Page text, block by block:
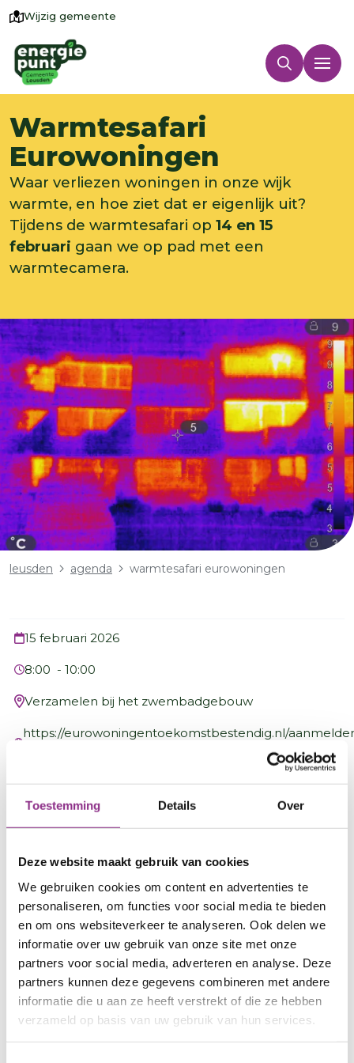
Toestemming Details Over
Deze website maakt gebruik van cookies
We gebruiken cookies om content en advertenties te
personaliseren, om functies voor social media te bieden
en om ons websiteverkeer te analyseren. Ook delen we
informatie over uw gebruik van onze site met onze
partners voor social media, adverteren en analyse. Deze
partners kunnen deze gegevens combineren met andere
informatie die u aan ze heeft verstrekt of die ze hebben
verzameld op basis van uw gebruik van hun services.
Wijzig gemeente
Warmtesafari
Eurowoningen
Waar verliezen woningen in onze wijk
warmte, en hoe ziet dat er eigenlijk uit?
Tijdens de warmtesafari op 14 en 15
februari gaan we op pad met een
warmtecamera.
Kruimelpad
leusden agenda warmtesafari eurowoningen
Datum
15 februari 2026
Tijd8:00 - 10:00
Verzamelen bij het zwembadgebouw
https://eurowoningentoekomstbestendig.nl/
Onder begeleiding van wijkbewoner Jorg
Pietersen bekijken we in twee uur tijd de
warmte uit jouw Euro-woning? De beelden van de
warmtecamera worden direct toegelicht. Zo zie je
hoe je woning ervoor staat en waar
verbeterkansen liggen voor meer
energiebesparing en wooncomfort.
wijkbewoners verder te helpen. Laagdrempelig,